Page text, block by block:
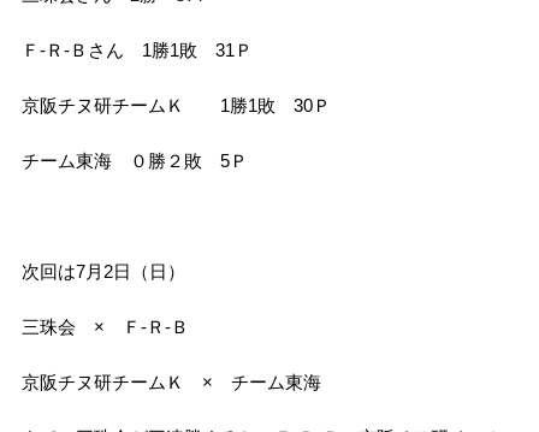
Ｆ-Ｒ-Ｂさん 1勝1敗 31Ｐ
京阪チヌ研チームＫ 1勝1敗 30Ｐ
チーム東海 ０勝２敗 5Ｐ
次回は7月2日（日）
三珠会 × Ｆ-Ｒ-Ｂ
京阪チヌ研チームＫ × チーム東海